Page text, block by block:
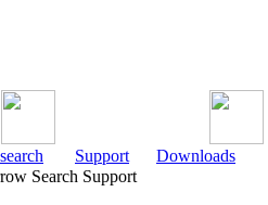
Support
Downloads
Search Support